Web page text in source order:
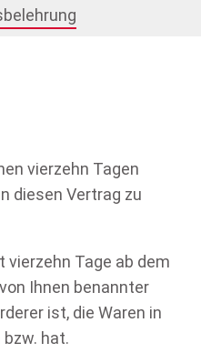
vierzehn Tagen
diesen Vertrag zu
Tage ab dem
Ihnen benannter
ist, die Waren in
hat.